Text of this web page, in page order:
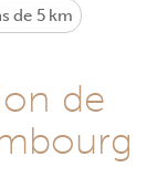
de 5 km
de